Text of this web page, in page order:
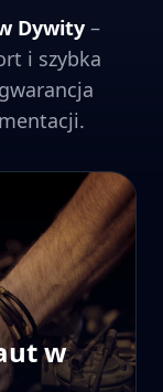
Dywity –
i szybka
w